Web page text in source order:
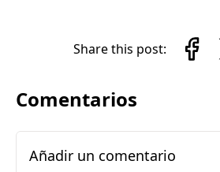
Share this post:
Comentarios
Añadir un comentario